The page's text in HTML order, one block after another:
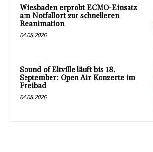
Wiesbaden erprobt ECMO-Einsatz
am Notfallort zur schnelleren
Reanimation
04.08.2026
Sound of Eltville läuft bis 18.
September: Open Air Konzerte im
Freibad
04.08.2026